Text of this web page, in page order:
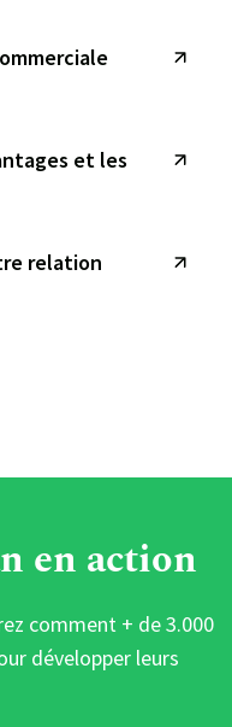
et les
relation
en action
comment + de 3.000
développer leurs